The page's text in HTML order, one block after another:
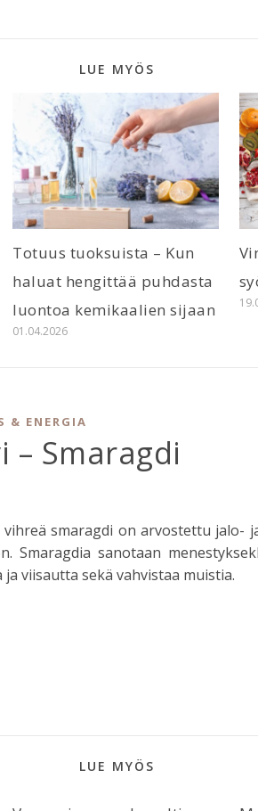
LUE MYÖS
Totuus tuoksuista – Kun
haluat hengittää puhdasta
luontoa kemikaalien sijaan
01.04.2026
& ENERGIA
– Smaragdi
smaragdi on arvostettu jalo-
Smaragdia sanotaan
viisautta sekä vahvistaa muistia.
LUE MYÖS